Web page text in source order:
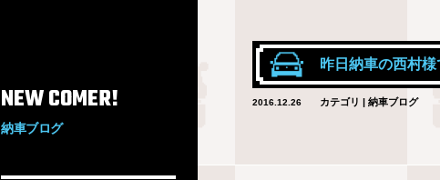
NEW COMER!
納車ブログ
昨日納車の西村様
2016.12.26 カテゴリ | 納車ブログ